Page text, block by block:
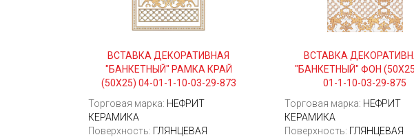
ВСТАВКА ДЕКОРАТИВНАЯ
"БАНКЕТНЫЙ" РАМКА КРАЙ
(50Х25) 04-01-1-10-03-29-873
Торговая марка: НЕФРИТ
КЕРАМИКА
Поверхность: ГЛЯНЦЕВАЯ
ВСТАВКА
"БАНКЕТНЫЙ" ФОН
01-1-10-03-29-875
Торговая марка: НЕФРИТ
КЕРАМИКА
Поверхность: ГЛЯНЦЕВАЯ